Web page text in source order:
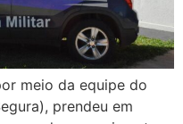
meio da equipe do
prendeu em